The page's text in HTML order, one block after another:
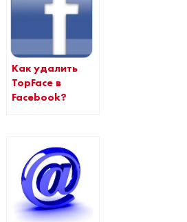
Как удалить
TopFace в
Facebook?